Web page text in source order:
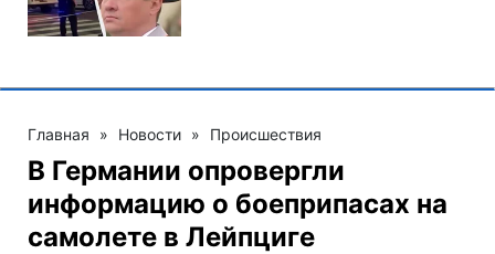
Главная » Новости » Происшествия
В Германии опровергли
информацию о боеприпасах на
самолете в Лейпциге